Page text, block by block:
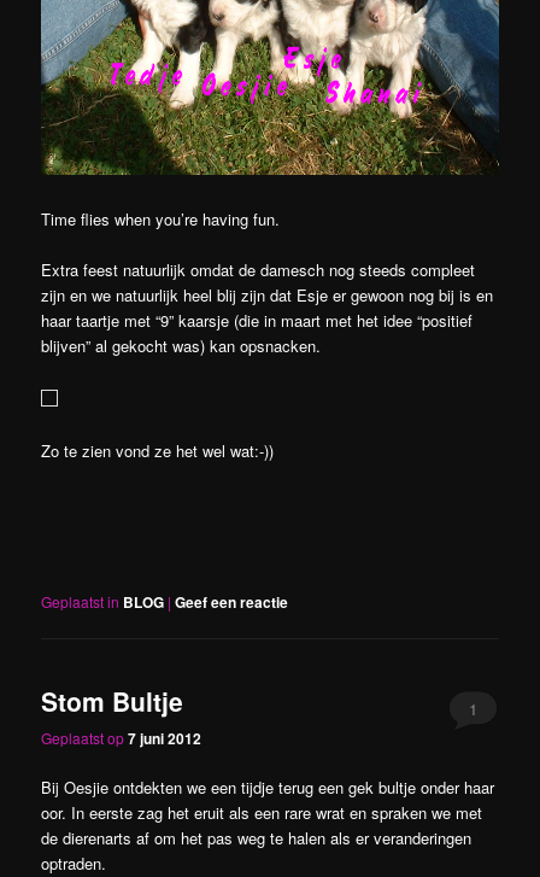
Time flies when you’re having fun.
Extra feest natuurlijk omdat de damesch nog steeds compleet
zijn en we natuurlijk heel blij zijn dat Esje er gewoon nog bij is en
haar taartje met “9” kaarsje (die in maart met het idee “positief
blijven” al gekocht was) kan opsnacken.
Zo te zien vond ze het wel wat:-))
Geplaatst in BLOG |Geef een reactie
Stom Bultje
Geplaatst op7 juni 2012
1
Bij Oesjie ontdekten we een tijdje terug een gek bultje onder haar
oor. In eerste zag het eruit als een rare wrat en spraken we met
de dierenarts af om het pas weg te halen als er veranderingen
optraden.